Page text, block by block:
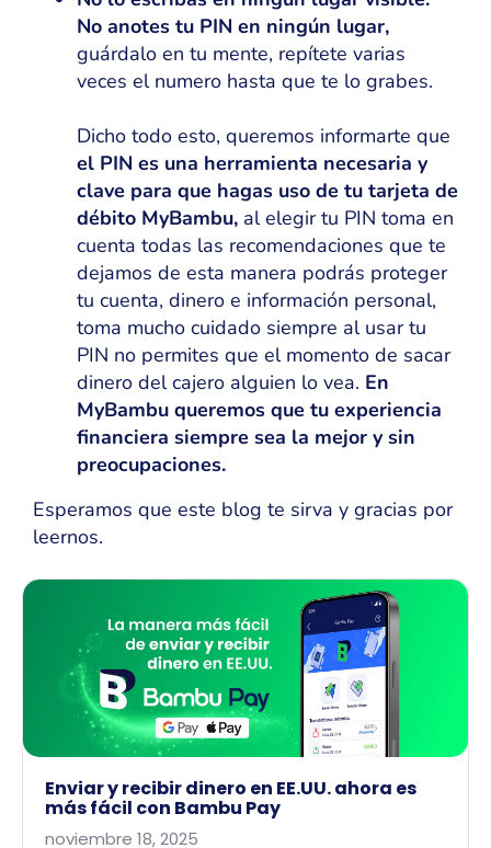
No anotes tu PIN en ningún lugar,
guárdalo en tu mente, repítete varias
veces el numero hasta que te lo grabes.
Dicho todo esto, queremos informarte que
el PIN es una herramienta necesaria y
clave para que hagas uso de tu tarjeta de
débito MyBambu, al elegir tu PIN toma en
cuenta todas las recomendaciones que te
dejamos de esta manera podrás proteger
tu cuenta, dinero e información personal,
toma mucho cuidado siempre al usar tu
PIN no permites que el momento de sacar
dinero del cajero alguien lo vea. En
MyBambu queremos que tu experiencia
financiera siempre sea la mejor y sin
preocupaciones.
Esperamos que este blog te sirva y gracias por
leernos.
Enviar y recibir dinero en EE.UU. ahora es
más fácil con Bambu Pay
noviembre 18, 2025